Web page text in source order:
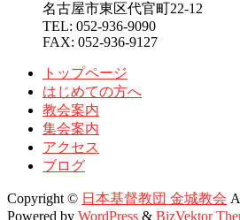
名古屋市東区代官町22-12
TEL: 052-936-9090
FAX: 052-936-9127
トップページ
はじめての方へ
教会案内
集会案内
アクセス
ブログ
Copyright © 日本基督教団 金城教会
Powered by WordPress & BizVektor